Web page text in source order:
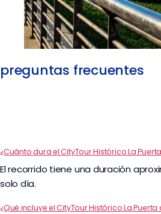
preguntas frecuentes
¿Cuánto dura el CityTour Histórico La
El recorrido tiene una duración
solo día.
¿Qué incluye el CityTour Histórico La